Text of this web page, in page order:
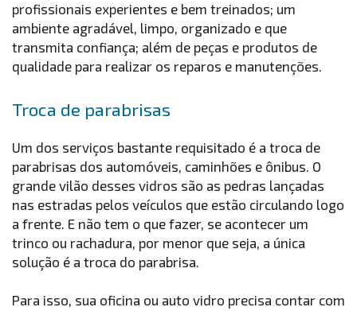
profissionais experientes e bem treinados; um
ambiente agradável, limpo, organizado e que
transmita confiança; além de peças e produtos de
qualidade para realizar os reparos e manutenções.
Troca de parabrisas
Um dos serviços bastante requisitado é a troca de
parabrisas dos automóveis, caminhões e ônibus. O
grande vilão desses vidros são as pedras lançadas
nas estradas pelos veículos que estão circulando logo
a frente. E não tem o que fazer, se acontecer um
trinco ou rachadura, por menor que seja, a única
solução é a troca do parabrisa.
Para isso, sua oficina ou auto vidro precisa contar com